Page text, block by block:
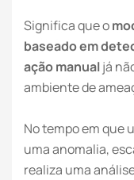
Significa que o
baseado em
ação manualjá
ambiente de
No tempo em que
uma anomalia,
realiza uma